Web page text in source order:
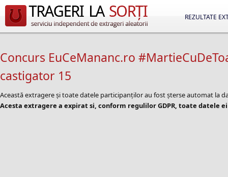
REZULTATE
Concurs EuCeMananc.ro
castigator 15
Această extragere și toate datele participanților au fost șterse automat la
Acesta extragere a expirat si, conform regulilor GDPR, toate datele